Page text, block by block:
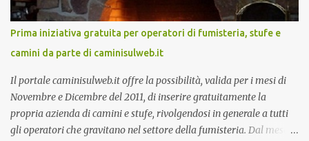
clienti ”. I punti che verranno affrontati sono il Customer care, lo
stato dell’arte e i punti di miglioramento, quali i molteplici canali di
comunicazione e quali utilizzare in ottica di miglioramento, le
previsioni da oggi al 2030 su come rispondere alle aspettative del
c...
Prima iniziativa gratuita per operatori di fumisteria, stufe e
camini da parte di caminisulweb.it
Il portale caminisulweb.it offre la possibilità, valida per i mesi di
Novembre e Dicembre del 2011, di inserire gratuitamente la
propria azienda di camini e stufe, rivolgendosi in generale a tutti
gli operatori che gravitano nel settore della fumisteria. Dal mese di